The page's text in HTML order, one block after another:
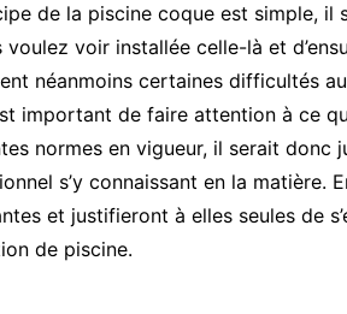
de la piscine coque est simple, il
voulez voir installée celle-là et
néanmoins certaines difficultés
important de faire attention à ce
normes en vigueur, il serait donc
s’y connaissant en la matière.
et justifieront à elles seules de
de piscine.